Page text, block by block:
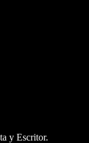
y Escritor.